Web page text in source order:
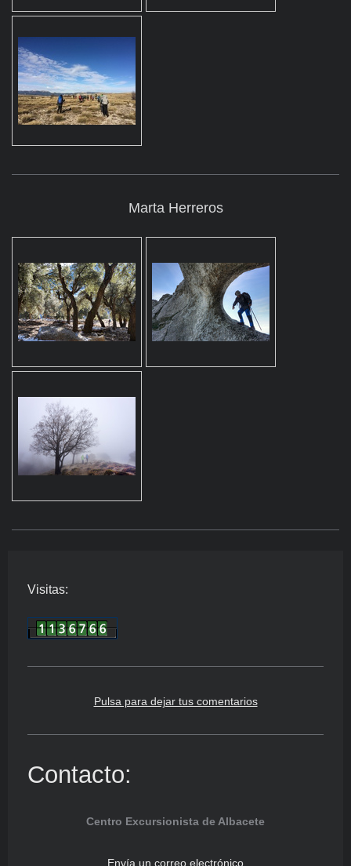
Marta Herreros
Visitas:
Pulsa para dejar tus comentarios
Contacto:
Centro Excursionista de Albacete
Envía un correo electrónico